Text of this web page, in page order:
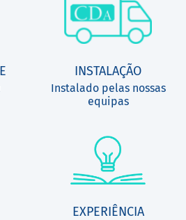
INSTALAÇÃO
Instalado pelas nossas
equipas
EXPERIÊNCIA